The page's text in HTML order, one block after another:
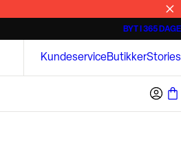
BYT I 365 DAGE
KundeserviceButikkerStories
Kortærmede skjorter
Bison